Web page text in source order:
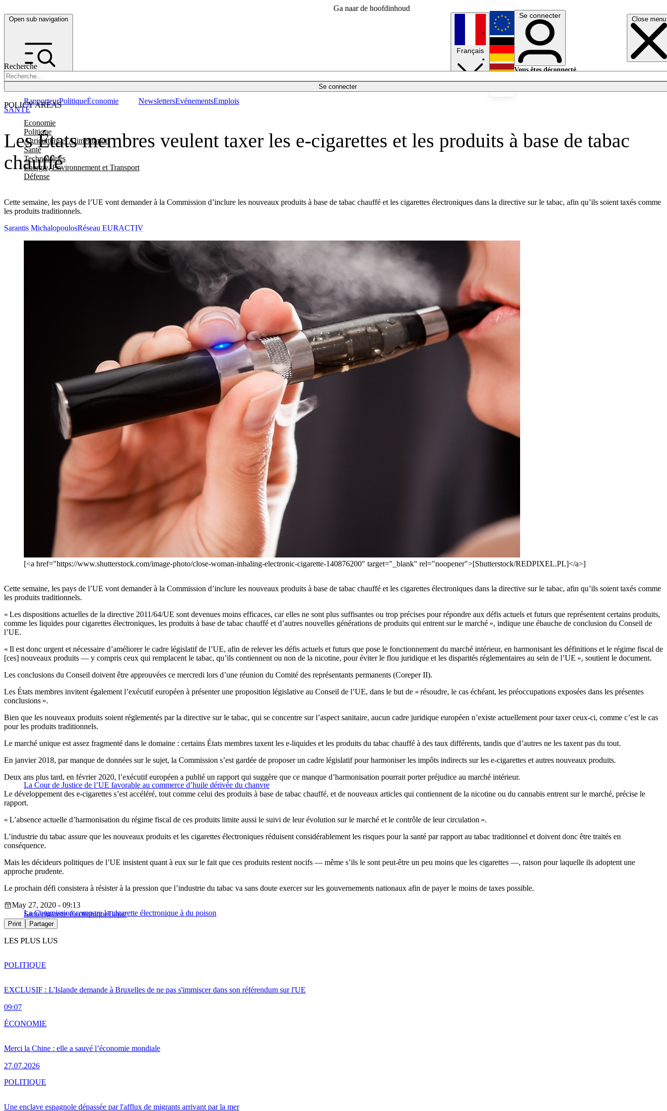
Ga naar de hoofdinhoud
Open sub navigation Close menu
Recherche
Se connecter
POLICY AREAS
Economie
Politique
Agriculture et Alimentation
Santé
Technologies
Energie, Environnement et Transport
Défense
RapporteurPolitiqueÉconomie NewslettersEvénementsEmplois
Français
English
Deutsch
Se connecter
Vous êtes déconnecté.
Les États membres veulent taxer les e-cigarettes et les produits à base de tabac
chauffé
Cette semaine, les pays de l’UE vont demander à la Commission d’inclure les nouveaux produits à base de tabac chauffé et les cigarettes électroniques dans la directive sur le tabac, afin qu’ils soient taxés comme
les produits traditionnels.
SANTÉ
Sarantis MichalopoulosRéseau EURACTIV
[<a href="https://www.shutterstock.com/image-photo/close-woman-inhaling-electronic-cigarette-140876200" target="_blank" rel="noopener">[Shutterstock/REDPIXEL.PL]</a>]
Cette semaine, les pays de l’UE vont demander à la Commission d’inclure les nouveaux produits à base de tabac chauffé et les cigarettes électroniques dans la directive sur le tabac, afin qu’ils soient taxés comme
les produits traditionnels.
« Les dispositions actuelles de la directive 2011/64/UE sont devenues moins efficaces, car elles ne sont plus suffisantes ou trop précises pour répondre aux défis actuels et futurs que représentent certains produits,
comme les liquides pour cigarettes électroniques, les produits à base de tabac chauffé et d’autres nouvelles générations de produits qui entrent sur le marché », indique une ébauche de conclusion du Conseil de
l’UE.
« Il est donc urgent et nécessaire d’améliorer le cadre législatif de l’UE, afin de relever les défis actuels et futurs que pose le fonctionnement du marché intérieur, en harmonisant les définitions et le régime fiscal de
[ces] nouveaux produits — y compris ceux qui remplacent le tabac, qu’ils contiennent ou non de la nicotine, pour éviter le flou juridique et les disparités réglementaires au sein de l’UE », soutient le document.
Les conclusions du Conseil doivent être approuvées ce mercredi lors d’une réunion du Comité des représentants permanents (Coreper II).
Les États membres invitent également l’exécutif européen à présenter une proposition législative au Conseil de l’UE, dans le but de « résoudre, le cas échéant, les préoccupations exposées dans les présentes
conclusions ».
Bien que les nouveaux produits soient réglementés par la directive sur le tabac, qui se concentre sur l’aspect sanitaire, aucun cadre juridique européen n’existe actuellement pour taxer ceux-ci, comme c’est le cas
pour les produits traditionnels.
Le marché unique est assez fragmenté dans le domaine : certains États membres taxent les e-liquides et les produits du tabac chauffé à des taux différents, tandis que d’autres ne les taxent pas du tout.
En janvier 2018, par manque de données sur le sujet, la Commission s’est gardée de proposer un cadre législatif pour harmoniser les impôts indirects sur les e-cigarettes et autres nouveaux produits.
La Cour de Justice de l’UE favorable au commerce d’huile dérivée du chanvre
Deux ans plus tard, en février 2020, l’exécutif européen a publié un rapport qui suggère que ce manque d’harmonisation pourrait porter préjudice au marché intérieur.
Le développement des e-cigarettes s’est accéléré, tout comme celui des produits à base de tabac chauffé, et de nouveaux articles qui contiennent de la nicotine ou du cannabis entrent sur le marché, précise le
rapport.
« L’absence actuelle d’harmonisation du régime fiscal de ces produits limite aussi le suivi de leur évolution sur le marché et le contrôle de leur circulation ».
L’industrie du tabac assure que les nouveaux produits et les cigarettes électroniques réduisent considérablement les risques pour la santé par rapport au tabac traditionnel et doivent donc être traités en
conséquence.
Mais les décideurs politiques de l’UE insistent quant à eux sur le fait que ces produits restent nocifs — même s’ils le sont peut-être un peu moins que les cigarettes —, raison pour laquelle ils adoptent une
approche prudente.
Le prochain défi consistera à résister à la pression que l’industrie du tabac va sans doute exercer sur les gouvernements nationaux afin de payer le moins de taxes possible.
La Commission compare la cigarette électronique à du poison
May 27, 2020 - 09:13
Santécigarette électroniqueTabac
Print Partager
LES PLUS LUS
EXCLUSIF : L'Islande demande à Bruxelles de ne pas s'immiscer dans son référendum sur l'UE
09:07
POLITIQUE
Merci la Chine : elle a sauvé l’économie mondiale
27.07.2026
ÉCONOMIE
Une enclave espagnole dépassée par l'afflux de migrants arrivant par la mer
POLITIQUE